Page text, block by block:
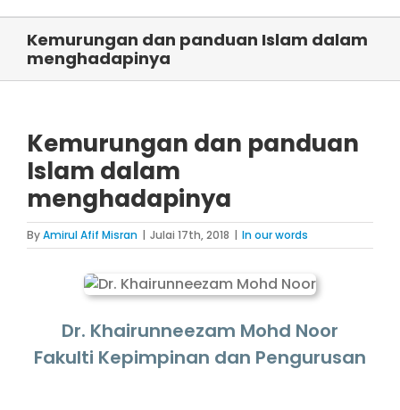
Kemurungan dan panduan Islam dalam
menghadapinya
Kemurungan dan panduan
Islam dalam
menghadapinya
ByAmirul Afif Misran | Julai 17th, 2018 | In our words
Dr. Khairunneezam Mohd Noor
Fakulti Kepimpinan dan Pengurusan